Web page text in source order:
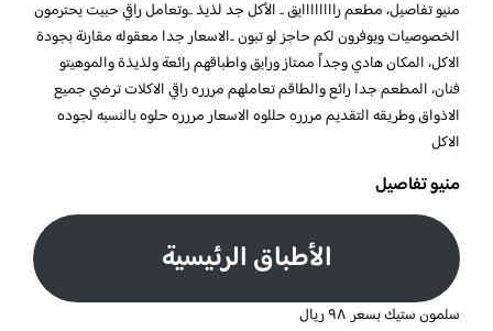
منيو تفاصيل، مطعم راااااااايق .. الأكل جد لذيذ ..وتعامل راقي حبيت يحترمون
الخصوصيات ويوفرون لكم حاجز لو تبون ..الاسعار جدا معقوله مقارنة بجودة
الاكل، المكان هادي وجداً ممتاز ورايق واطباقهم رائعة ولذيذة والموهيتو
فنان، المطعم جدا رائع والطاقم تعاملهم مررره راقي الاكلات ترضي جميع
الاذواق وطريقه التقديم مررره حللوه الاسعار مررره حلوه بالنسبه لجوده
الاكل
منيو تفاصيل
الأطباق الرئيسية
سلمون ستيك بسعر ٩٨ ريال